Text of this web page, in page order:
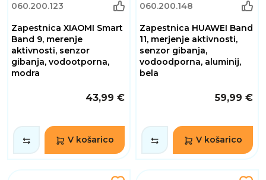
060.200.123
Zapestnica XIAOMI Smart
Band 9, merenje
aktivnosti, senzor
gibanja, vodootporna,
modra
43,99 €
V košarico
060.200.148
Zapestnica HUAWEI Band
11, merjenje aktivnosti,
senzor gibanja,
vodoodporna, aluminij,
bela
59,99 €
V košarico